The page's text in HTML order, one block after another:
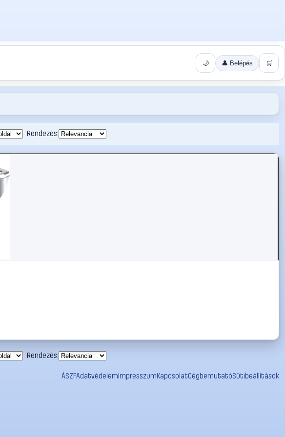
🌙 👤 Belépés 🛒
Rendezés:
Rendezés:
ÁSZFAdatvédelemImpresszumKapcsolatCégbemutatóSütibeállítások